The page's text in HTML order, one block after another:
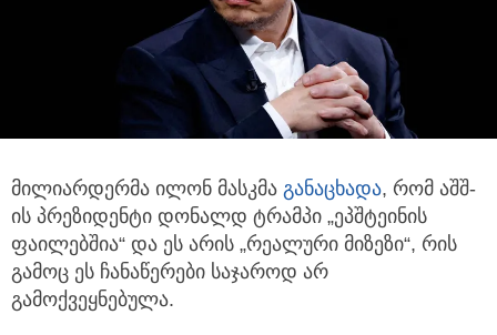
მილიარდერმა ილონ მასკმა განაცხადა, რომ აშშ-
ის პრეზიდენტი დონალდ ტრამპი „ეპშტეინის
ფაილებშია“ და ეს არის „რეალური მიზეზი“, რის
გამოც ეს ჩანაწერები საჯაროდ არ
გამოქვეყნებულა.